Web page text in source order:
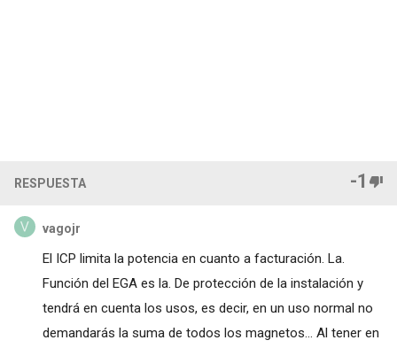
RESPUESTA -1
vagojr
El ICP limita la potencia en cuanto a facturación. La.
Función del EGA es la. De protección de la instalación y
tendrá en cuenta los usos, es decir, en un uso normal no
demandarás la suma de todos los magnetos... Al tener en